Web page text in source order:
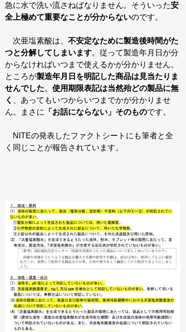
急に水で洗い流さねばなりません。そういった安
全上極めて重要なことが分からないのです。
次亜塩素酸は、 不安定なために製造後時間がた
つと分解してしまいます。従って製造年月日が分
からなければいつまで使えるかが分かりません。
ところが製造年月日を明記した商品は見当たりま
せんでした。 使用期限表記は当然殆どの製品に無
く
、あってもいつからいつまでかが分かりませ
ん。まさに
「お話にならない」そのものです。
NITEの発表したファクトシートにも筆者と全
く同じことが報告されています。